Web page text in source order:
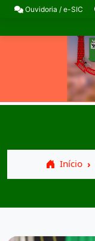
Ouvidoria / e-SIC
Início